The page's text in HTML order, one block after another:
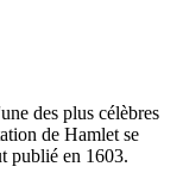
des plus célèbres
de Hamlet se
publié en 1603.